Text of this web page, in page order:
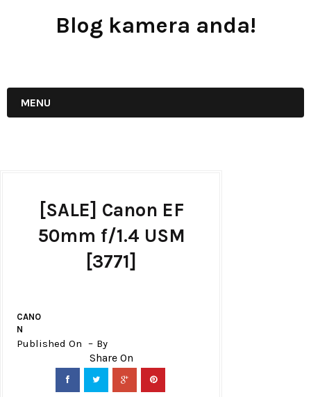
Blog kamera anda!
MENU
[SALE] Canon EF
50mm f/1.4 USM
[3771]
CANO
N
Published On By